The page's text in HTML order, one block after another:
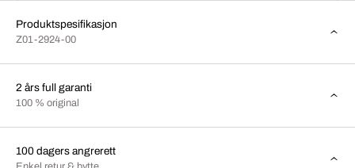
Produktspesifikasjon
Z01-2924-00
2 års full garanti
100 % original
100 dagers angrerett